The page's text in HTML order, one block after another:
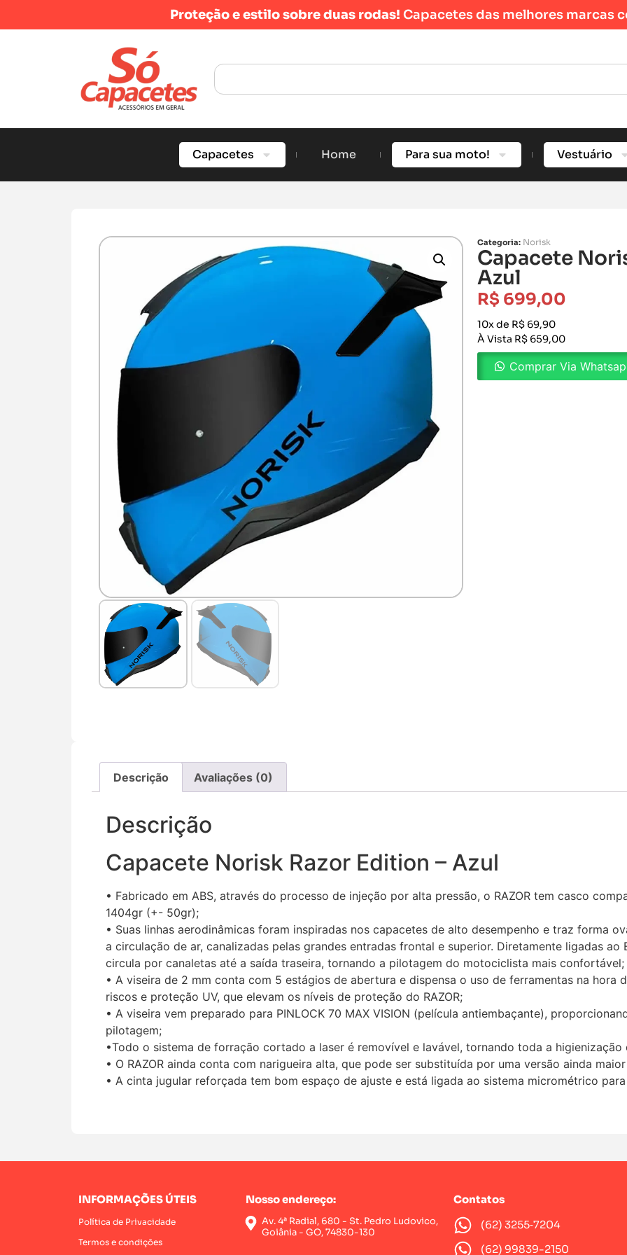
Proteção e estilo sobre duas rodas! Capacetes das melhores marcas
Capacetes Home Para sua moto! Vestuário
Categoria: Norisk
Capacete
Azul
R$ 699,00
10x de R$ 69,90
À Vista R$ 659,00
Comprar Via
Descrição Avaliações (0)
Descrição
Capacete Norisk Razor Edition – Azul
• Fabricado em ABS, através do processo de injeção por alta pressão, o RAZOR tem casco
1404gr (+- 50gr);
• Suas linhas aerodinâmicas foram inspiradas nos capacetes de alto desempenho e traz forma
a circulação de ar, canalizadas pelas grandes entradas frontal e superior. Diretamente ligadas ao
circula por canaletas até a saída traseira, tornando a pilotagem do motociclista mais confortável;
• A viseira de 2 mm conta com 5 estágios de abertura e dispensa o uso de ferramentas na hora
riscos e proteção UV, que elevam os níveis de proteção do RAZOR;
• A viseira vem preparado para PINLOCK 70 MAX VISION (película antiembaçante),
pilotagem;
•Todo o sistema de forração cortado a laser é removível e lavável, tornando toda a
• O RAZOR ainda conta com narigueira alta, que pode ser substituída por uma versão ainda
• A cinta jugular reforçada tem bom espaço de ajuste e está ligada ao sistema micrométrico
INFORMAÇÕES ÚTEIS
Política de Privacidade
Termos e condições
Nosso endereço:
Av. 4ª Radial, 680 - St. Pedro Ludovico,
Goiânia - GO, 74830-130
Contatos
(62) 3255‑7204‬
(62) 99839-2150